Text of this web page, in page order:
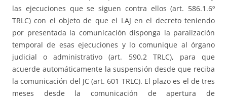
las ejecuciones que se siguen contra ellos (art. 586.1.6º
TRLC) con el objeto de que el LAJ en el decreto teniendo
por presentada la comunicación disponga la paralización
temporal de esas ejecuciones y lo comunique al órgano
judicial o administrativo (art. 590.2 TRLC), para que
acuerde automáticamente la suspensión desde que reciba
la comunicación del JC (art. 601 TRLC). El plazo es el de tres
meses desde la comunicación de apertura de